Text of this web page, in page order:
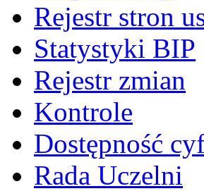
Rejestr stron
Statystyki BIP
Rejestr zmian
Kontrole
Dostępność
Rada Uczelni